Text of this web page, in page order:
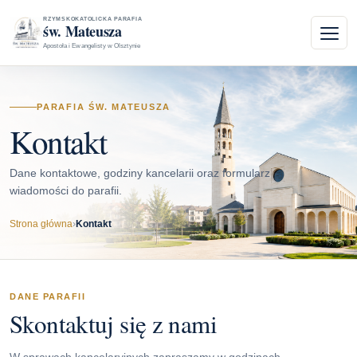
RZYMSKOKATOLICKA PARAFIA
św. Mateusza
Apostoła i Ewangelisty w Olsztynie
PARAFIA ŚW. MATEUSZA
Kontakt
Dane kontaktowe, godziny kancelarii oraz formularz
wiadomości do parafii.
Strona główna›Kontakt
DANE PARAFII
Skontaktuj się z nami